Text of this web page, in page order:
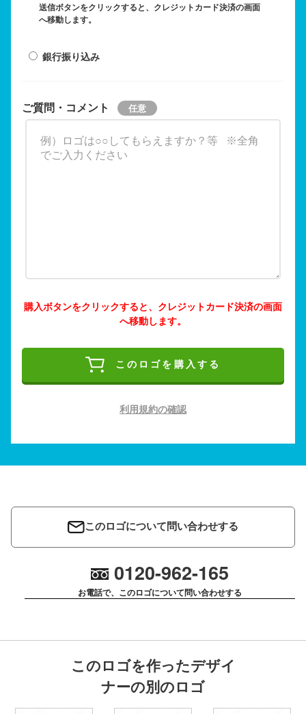
送信ボタンをクリックすると、クレジットカード決済の画面
へ移動します。
銀行振り込み
ご質問・コメント
購入ボタンをクリックすると、クレジットカード決済の画面
へ移動します。
このロゴを購入する
利用規約の確認
このロゴについて問い合わせする
0120-962-165
お電話で、このロゴについて問い合わせする
このロゴを作ったデザイ
ナーの別のロゴ